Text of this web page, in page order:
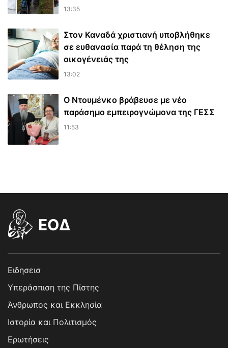
13:35
Στον Καναδά χριστιανή υποβλήθηκε
σε ευθανασία παρά τη θέληση της
οικογένειάς της
13:02
Ο Ντουμένκο βράβευσε με νέο
παράσημο εμπειρογνώμονα της ΓΕΣΣ
11:53
EOΔ
Ειδησεισ
Υπεράσπιση της Πίστης
Άνθρωπος και Εκκλησία
Ιστορία και Πολιτισμός
Ερωτήσεις